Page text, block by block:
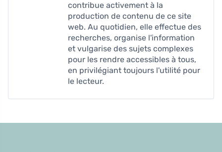
contribue activement à la
production de contenu de ce site
web. Au quotidien, elle effectue des
recherches, organise l'information
et vulgarise des sujets complexes
pour les rendre accessibles à tous,
en privilégiant toujours l'utilité pour
le lecteur.